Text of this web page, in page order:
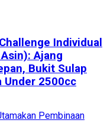
Individual
Ajang
Bukit Sulap
Under 2500cc